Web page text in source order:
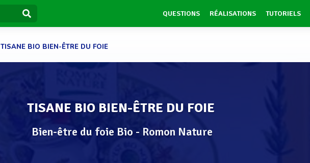
QUESTIONS RÉALISATIONS TUTORIELS
TISANE BIO BIEN-ÊTRE DU FOIE
TISANE BIO BIEN-ÊTRE DU FOIE
Bien-être du foie Bio - Romon Nature